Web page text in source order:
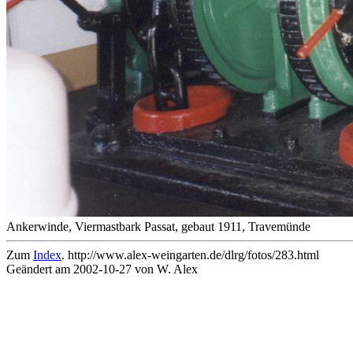
Ankerwinde, Viermastbark Passat, gebaut 1911, Travemünde
Zum Index. http://www.alex-weingarten.de/dlrg/fotos/283.html
Geändert am 2002-10-27 von W. Alex